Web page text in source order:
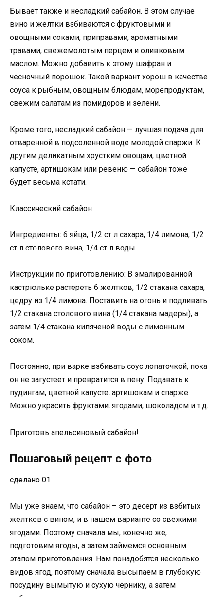
Бывает также и несладкий сабайон. В этом случае
вино и желтки взбиваются с фруктовыми и
овощными соками, приправами, ароматными
травами, свежемолотым перцем и оливковым
маслом. Можно добавить к этому шафран и
чесночный порошок. Такой вариант хорош в качестве
соуса к рыбным, овощным блюдам, морепродуктам,
свежим салатам из помидоров и зелени.
Кроме того, несладкий сабайон — лучшая подача для
отваренной в подсоленной воде молодой спаржи. К
другим деликатным хрустким овощам, цветной
капусте, артишокам или ревеню — сабайон тоже
будет весьма кстати.
Классический сабайон
Ингредиенты: 6 яйца, 1/2 ст л сахара, 1/4 лимона, 1/2
ст л столового вина, 1/4 ст л воды.
Инструкции по приготовлению: В эмалированной
кастрюльке растереть 6 желтков, 1/2 стакана сахара,
цедру из 1/4 лимона. Поставить на огонь и подливать
1/2 стакана столового вина (1/4 стакана мадеры), а
затем 1/4 стакана кипяченой воды с лимонным
соком.
Постоянно, при варке взбивать соус лопаточкой, пока
он не загустеет и превратится в пену. Подавать к
пудингам, цветной капусте, артишокам и спарже.
Можно украсить фруктами, ягодами, шоколадом и т.д.
Приготовь апельсиновый сабайон!
Пошаговый рецепт с фото
сделано 01
Мы уже знаем, что сабайон – это десерт из взбитых
желтков с вином, и в нашем варианте со свежими
ягодами. Поэтому сначала мы, конечно же,
подготовим ягоды, а затем займемся основным
этапом приготовления. Нам понадобятся несколько
видов ягод, поэтому сначала высыпаем в глубокую
посудину вымытую и сухую чернику, а затем